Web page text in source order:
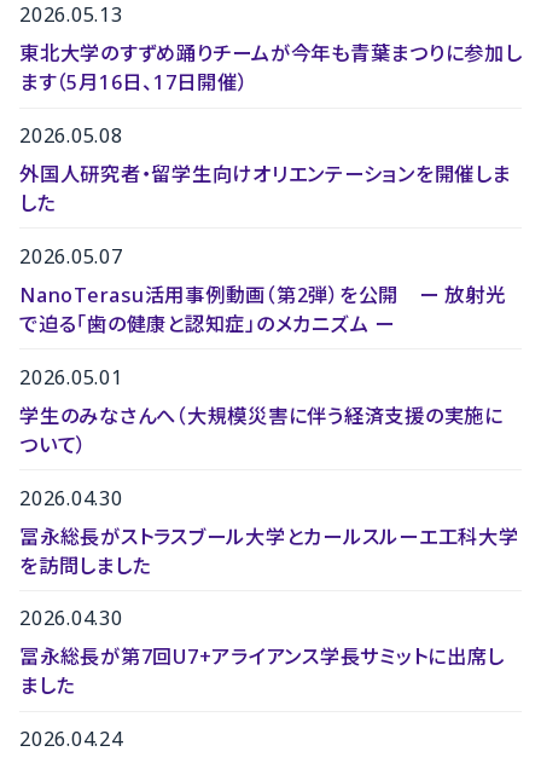
2026.05.13
東北大学のすずめ踊りチームが今年も青葉まつりに参加し
ます（5月16日、17日開催）
2026.05.08
外国人研究者・留学生向けオリエンテーションを開催しま
した
2026.05.07
NanoTerasu活用事例動画（第2弾）を公開 ー 放射光
で迫る「歯の健康と認知症」のメカニズム ー
2026.05.01
学生のみなさんへ（大規模災害に伴う経済支援の実施に
ついて）
2026.04.30
冨永総長がストラスブール大学とカールスルーエ工科大学
を訪問しました
2026.04.30
冨永総長が第7回U7+アライアンス学長サミットに出席し
ました
2026.04.24